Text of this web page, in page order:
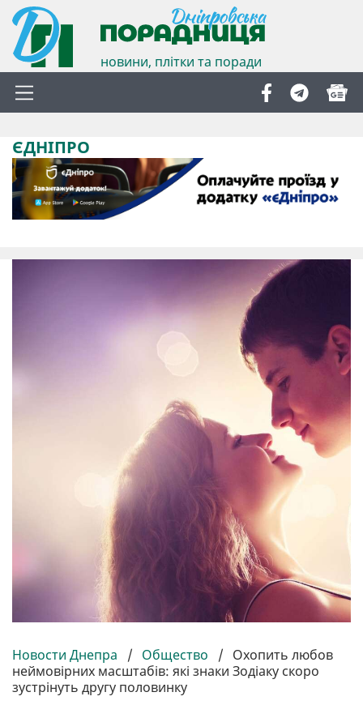
новини, плітки та поради
ЄДНІПРО
Новости Днепра / Общество / Охопить любов
неймовірних масштабів: які знаки Зодіаку скоро
зустрінуть другу половинку